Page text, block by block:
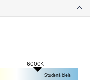
6000K
Studená biela